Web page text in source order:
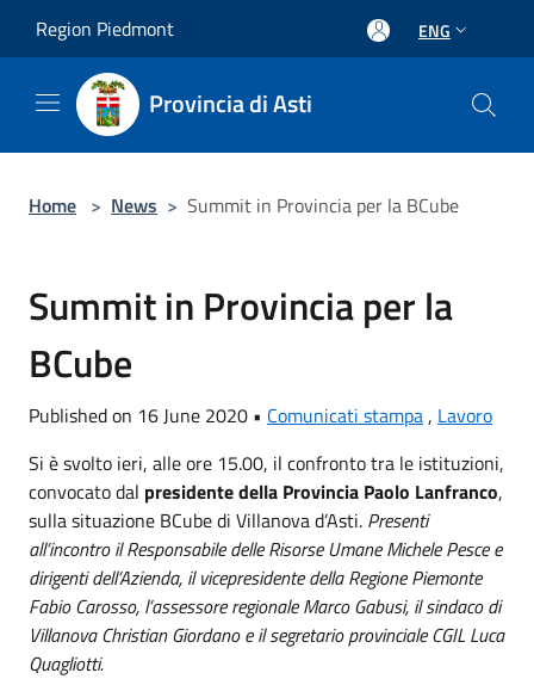
Region Piedmont ENG
Provincia di Asti
Home > News > Summit in Provincia per la BCube
Summit in Provincia per la
BCube
Published on 16 June 2020 • Comunicati stampa , Lavoro
Si è svolto ieri, alle ore 15.00, il confronto tra le istituzioni,
convocato dal presidente della Provincia Paolo Lanfranco,
sulla situazione BCube di Villanova d’Asti. Presenti
all’incontro il Responsabile delle Risorse Umane Michele Pesce e
dirigenti dell’Azienda, il vicepresidente della Regione Piemonte
Fabio Carosso, l’assessore regionale Marco Gabusi, il sindaco di
Villanova Christian Giordano e il segretario provinciale CGIL Luca
Quagliotti.